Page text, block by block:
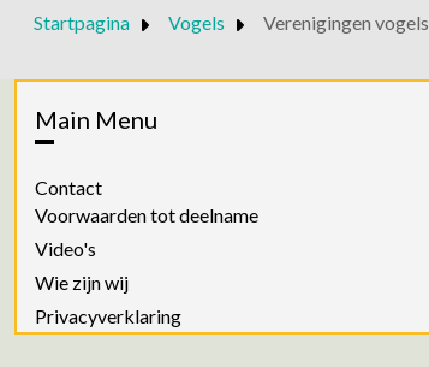
Startpagina Vogels Verenigingen vogels
Main Menu
Contact
Voorwaarden tot deelname
Video's
Wie zijn wij
Privacyverklaring